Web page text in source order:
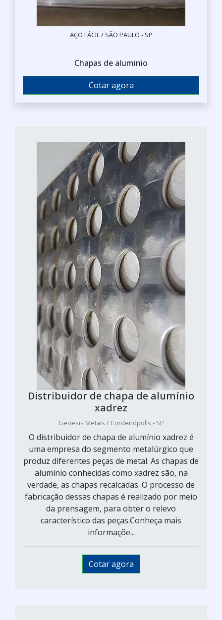
AÇO FÁCIL / SÃO PAULO - SP
Chapas de aluminio
Cotar agora
Distribuidor de chapa de alumínio
xadrez
Genesis Metais / Cordeirópolis - SP
O distribuidor de chapa de alumínio xadrez é
uma empresa do segmento metalúrgico que
produz diferentes peças de metal. As chapas de
alumínio conhecidas como xadrez são, na
verdade, as chapas recalcadas. O processo de
fabricação dessas chapas é realizado por meio
da prensagem, para obter o relevo
característico das peças.Conheça mais
informaçõe...
Cotar agora